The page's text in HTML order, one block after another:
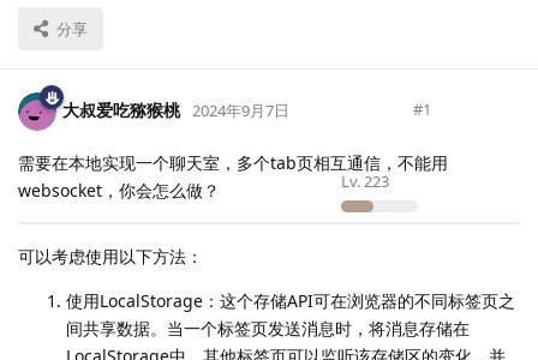
分享
大叔爱吃猕猴桃
Lv.223
2024年9月7日 #1
需要在本地实现一个聊天室，多个tab页相互通信，不能用
websocket，你会怎么做？
可以考虑使用以下方法：
使用LocalStorage：这个存储API可在浏览器的不同标签页之
间共享数据。当一个标签页发送消息时，将消息存储在